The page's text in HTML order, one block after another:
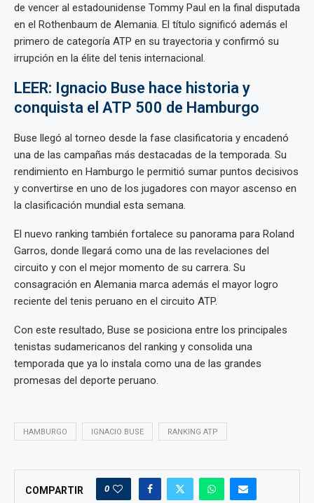
de vencer al estadounidense Tommy Paul en la final disputada
en el Rothenbaum de Alemania. El título significó además el
primero de categoría ATP en su trayectoria y confirmó su
irrupción en la élite del tenis internacional.
LEER: Ignacio Buse hace historia y
conquista el ATP 500 de Hamburgo
Buse llegó al torneo desde la fase clasificatoria y encadenó
una de las campañas más destacadas de la temporada. Su
rendimiento en Hamburgo le permitió sumar puntos decisivos
y convertirse en uno de los jugadores con mayor ascenso en
la clasificación mundial esta semana.
El nuevo ranking también fortalece su panorama para Roland
Garros, donde llegará como una de las revelaciones del
circuito y con el mejor momento de su carrera. Su
consagración en Alemania marca además el mayor logro
reciente del tenis peruano en el circuito ATP.
Con este resultado, Buse se posiciona entre los principales
tenistas sudamericanos del ranking y consolida una
temporada que ya lo instala como una de las grandes
promesas del deporte peruano.
HAMBURGO IGNACIO BUSE RANKING ATP
COMPARTIR 0